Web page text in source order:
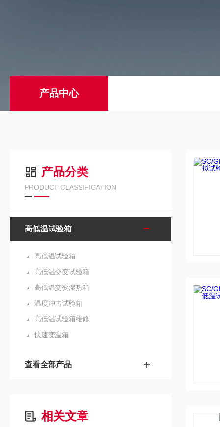
产品中心
产品分类
PRODUCT CLASSIFICATION
高低温试验箱
高低温试验箱
高低温交变试验箱
高低温交变湿热箱
温度冲击试验箱
高低温试验箱维修
快速变温箱
查看全部产品
相关文章